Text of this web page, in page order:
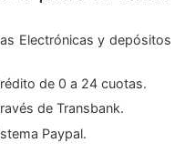
Electrónicas y depósitos
de 0 a 24 cuotas.
de Transbank.
Paypal.